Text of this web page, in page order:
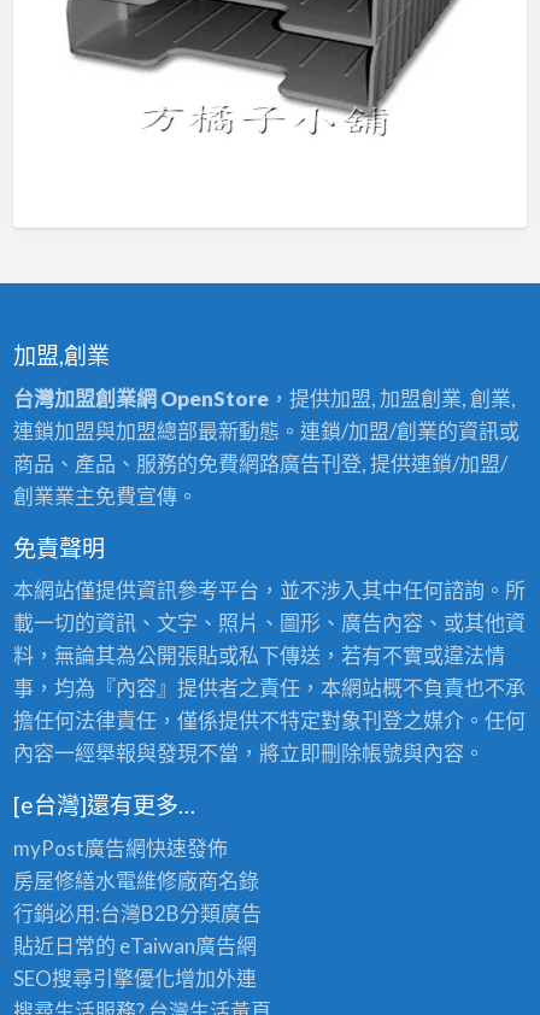
加盟,創業
台灣加盟創業網 OpenStore，提供加盟, 加盟創業, 創業,
連鎖加盟與加盟總部最新動態。連鎖/加盟/創業的資訊或
商品、產品、服務的免費網路廣告刊登, 提供連鎖/加盟/
創業業主免費宣傳。
免責聲明
本網站僅提供資訊參考平台，並不涉入其中任何諮詢。所
載一切的資訊、文字、照片、圖形、廣告內容、或其他資
料，無論其為公開張貼或私下傳送，若有不實或違法情
事，均為『內容』提供者之責任，本網站概不負責也不承
擔任何法律責任，僅係提供不特定對象刊登之媒介。任何
內容一經舉報與發現不當，將立即刪除帳號與內容。
[e台灣]還有更多…
myPost廣告網快速發佈
房屋修繕水電維修廠商名錄
行銷必用:台灣B2B分類廣告
貼近日常的 eTaiwan廣告網
SEO搜尋引擎優化增加外連